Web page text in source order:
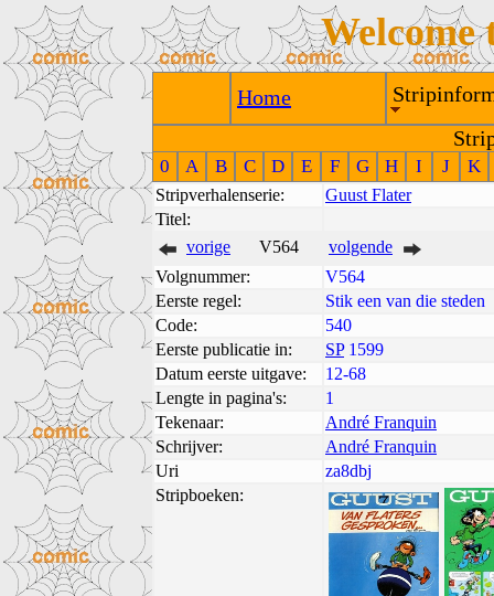
Welcome
Home
0 A B C D E F G H I J K
Stripverhalenserie:
Guust Flater
Titel:
vorige
V564
volgende
Volgnummer:
V564
Eerste regel:
Stik een van die steden
Code:
540
Eerste publicatie in:
SP1599
Datum eerste uitgave:
12-68
Lengte in pagina's:
1
Tekenaar:
André Franquin
Schrijver:
André Franquin
Uri
za8dbj
Stripboeken: